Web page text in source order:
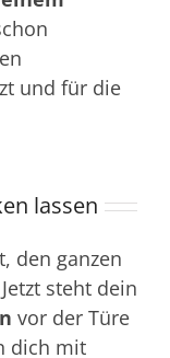
und für die
lassen
den ganzen
steht dein
vor der Türe
dich mit